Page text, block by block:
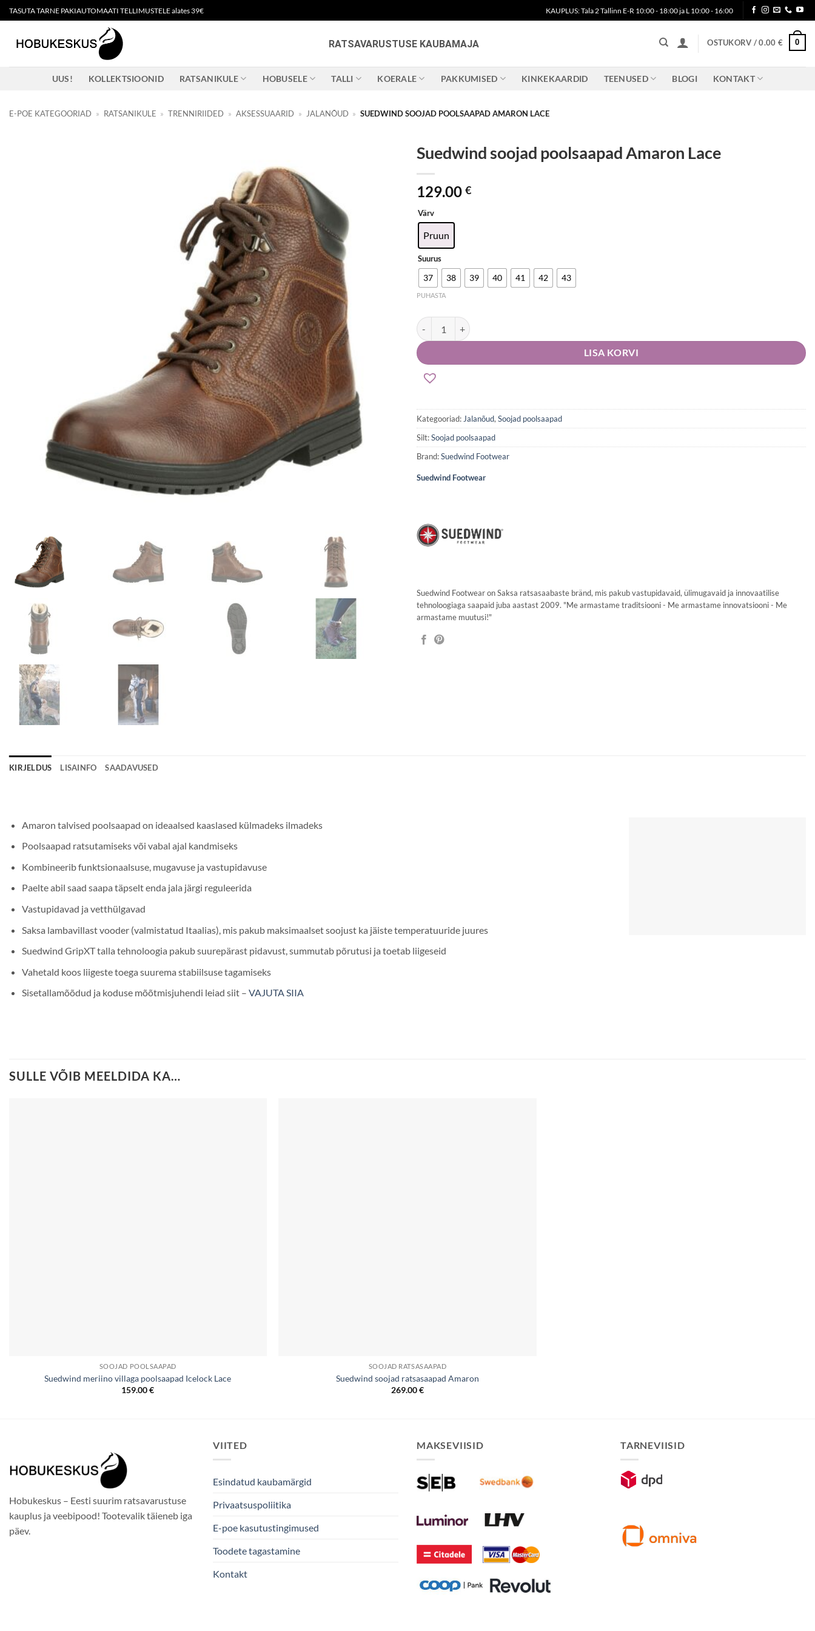
Skip
to
content
TASUTA TARNE PAKIAUTOMAATI TELLIMUSTELE alates 39€ KAUPLUS: Tala 2 Tallinn E-R 10:00 - 18:00 ja L 10:00 - 16:00
RATSAVARUSTUSE KAUBAMAJA OSTUKORV /0.00 € 0
UUS! KOLLEKTSIOONID RATSANIKULE HOBUSELE TALLI KOERALE PAKKUMISED KINKEKAARDID TEENUSED BLOGI KONTAKT
E-POE KATEGOORIAD » RATSANIKULE » TRENNIRIIDED » AKSESSUAARID » JALANÕUD » SUEDWIND SOOJAD POOLSAAPAD AMARON LACE
Suedwind soojad poolsaapad Amaron Lace
129.00 €
Värv
Pruun
Suurus
37 38 39 40 41 42 43
PUHASTA
Suedwind soojad poolsaapad Amaron Lace kogus
LISA KORVI
Kategooriad: Jalanõud, Soojad poolsaapad
Silt:Soojad poolsaapad
Brand:Suedwind Footwear
Suedwind Footwear
Suedwind Footwear on Saksa ratsasaabaste bränd, mis pakub vastupidavaid, ülimugavaid ja innovaatilise
tehnoloogiaga saapaid juba aastast 2009. "Me armastame traditsiooni - Me armastame innovatsiooni - Me
armastame muutusi!"
KIRJELDUS LISAINFO SAADAVUSED
Amaron talvised poolsaapad on ideaalsed kaaslased külmadeks ilmadeks
Poolsaapad ratsutamiseks või vabal ajal kandmiseks
Kombineerib funktsionaalsuse, mugavuse ja vastupidavuse
Paelte abil saad saapa täpselt enda jala järgi reguleerida
Vastupidavad ja vetthülgavad
Saksa lambavillast vooder (valmistatud Itaalias), mis pakub maksimaalset soojust ka jäiste temperatuuride juures
Suedwind GripXT talla tehnoloogia pakub suurepärast pidavust, summutab põrutusi ja toetab liigeseid
Vahetald koos liigeste toega suurema stabiilsuse tagamiseks
Sisetallamõõdud ja koduse mõõtmisjuhendi leiad siit – VAJUTA SIIA
SULLE VÕIB MEELDIDA KA…
SOOJAD POOLSAAPAD
Suedwind meriino villaga poolsaapad Icelock Lace
159.00€
SOOJAD RATSASAAPAD
Suedwind soojad ratsasaapad Amaron
269.00€
Hobukeskus – Eesti suurim ratsavarustuse
kauplus ja veebipood! Tootevalik täieneb iga
päev.
VIITED
Esindatud kaubamärgid
Privaatsuspoliitika
E-poe kasutustingimused
Toodete tagastamine
Kontakt
MAKSEVIISID TARNEVIISID